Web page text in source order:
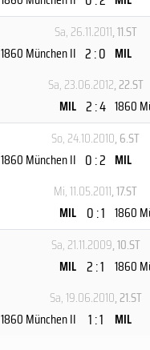
Sa, 26.11.2011, 11.ST
1860 München II 2 : 0 MIL
Sa, 23.06.2012, 22.ST
MIL 2 : 4 1860
So, 24.10.2010, 6.ST
1860 München II 0 : 2 MIL
Mi, 11.05.2011, 17.ST
MIL 0 : 1 1860
Sa, 21.11.2009, 10.ST
MIL 2 : 1 1860
Sa, 19.06.2010, 21.ST
1860 München II
1 : 1 MIL